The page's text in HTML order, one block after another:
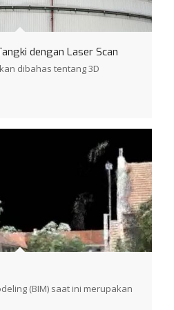
dengan Laser Scan
dibahas tentang 3D
(BIM) saat ini merupakan